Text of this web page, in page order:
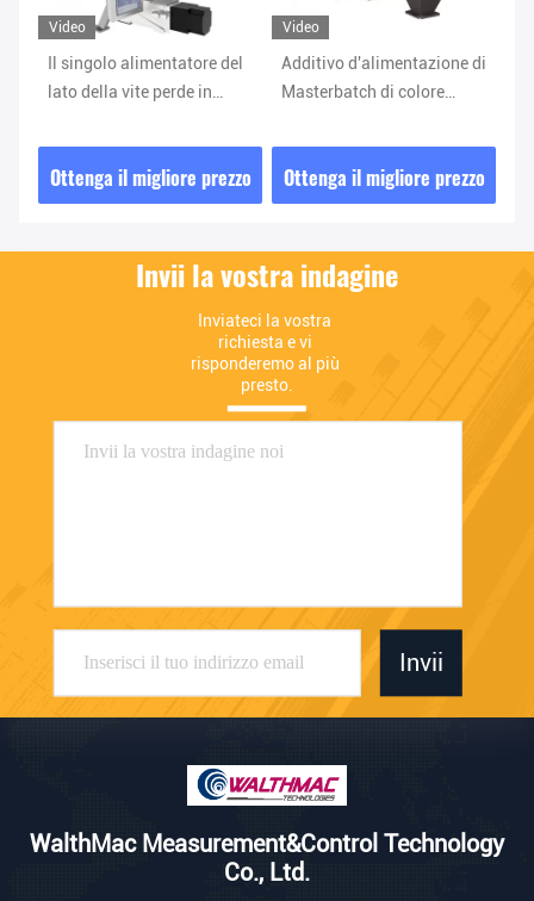
Video
Additivo d'alimentazione di
Masterbatch di colore
della forma di dosaggio dei
granelli
Ottenga il migliore prezzo
Video
Perdita di acciaio
inossidabile Masterbatch
dell'alimentatore del peso
Ottenga il migliore prezzo
Invii la vostra indagine
Inviateci la vostra
richiesta e vi
risponderemo al più
presto.
Invii
WalthMac Measurement&Control Technology
Co., Ltd.